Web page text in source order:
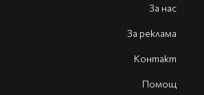
За нас
За реклама
Контакт
Помощ